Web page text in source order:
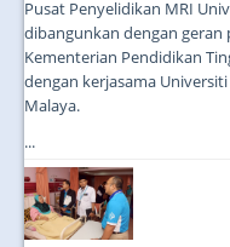
Pusat Penyelidikan MRI
dibangunkan dengan
Kementerian Pendidikan
dengan kerjasama
Malaya.
...